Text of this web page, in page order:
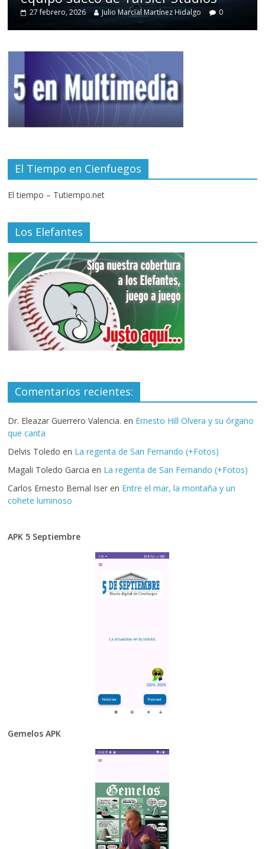
27 febrero, 2026 Julio Marcial Martínez Hidalgo 0
El Tiempo en Cienfuegos
El tiempo – Tutiempo.net
Los Elefantes
Comentarios recientes:
Dr. Eleazar Guerrero Valencia. en Ernesto Hill Olvera y su órgano
que canta
Delvis Toledo en La regenta de San Fernando (+Fotos)
Magali Toledo Garcia en La regenta de San Fernando (+Fotos)
Carlos Ernesto Bernal Iser en Entre el mar, la montaña y un
cohete luminoso
APK 5 Septiembre
Gemelos APK